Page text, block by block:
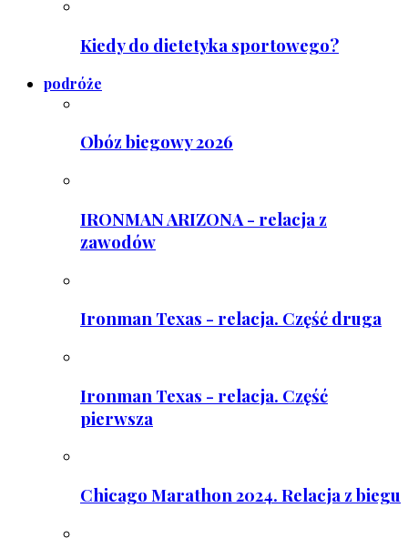
Kiedy do dietetyka sportowego?
podróże
Obóz biegowy 2026
IRONMAN ARIZONA - relacja z
zawodów
Ironman Texas - relacja. Część druga
Ironman Texas - relacja. Część
pierwsza
Chicago Marathon 2024. Relacja z biegu